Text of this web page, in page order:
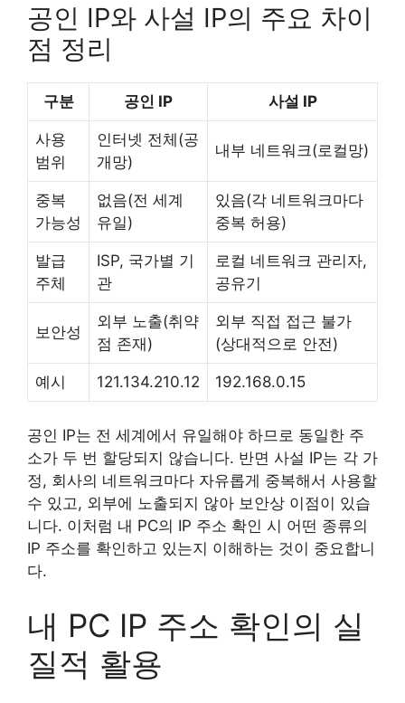
공인 IP와 사설 IP의 주요 차이
점 정리
구분 공인 IP 사설 IP
사용
범위
인터넷 전체(공
개망)
내부 네트워크(로컬망)
중복
가능성
없음(전 세계
유일)
있음(각 네트워크마다
중복 허용)
발급
주체
ISP, 국가별 기
관
로컬 네트워크 관리자,
공유기
보안성
외부 노출(취약
점 존재)
외부 직접 접근 불가
(상대적으로 안전)
예시 121.134.210.12 192.168.0.15
공인 IP는 전 세계에서 유일해야 하므로 동일한 주
소가 두 번 할당되지 않습니다. 반면 사설 IP는 각 가
정, 회사의 네트워크마다 자유롭게 중복해서 사용할
수 있고, 외부에 노출되지 않아 보안상 이점이 있습
니다. 이처럼 내 PC의 IP 주소 확인 시 어떤 종류의
IP 주소를 확인하고 있는지 이해하는 것이 중요합니
다.
내 PC IP 주소 확인의 실
질적 활용